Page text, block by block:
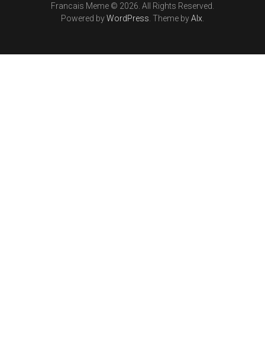
Francais Meme © 2026. All Rights Reserved.
Powered byWordPress . Theme byAlx